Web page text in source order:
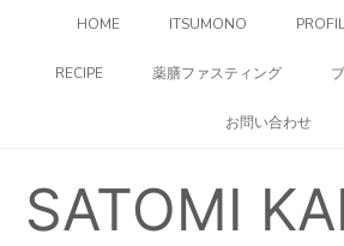
HOME ITSUMONO
RECIPE 薬膳ファスティング
お問い合わせ
SATOMI